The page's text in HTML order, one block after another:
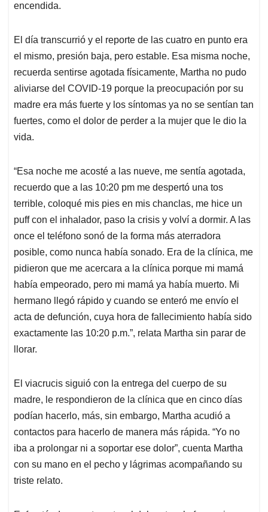
encendida.
El día transcurrió y el reporte de las cuatro en punto era
el mismo, presión baja, pero estable. Esa misma noche,
recuerda sentirse agotada físicamente, Martha no pudo
aliviarse del COVID-19 porque la preocupación por su
madre era más fuerte y los síntomas ya no se sentían tan
fuertes, como el dolor de perder a la mujer que le dio la
vida.
“Esa noche me acosté a las nueve, me sentía agotada,
recuerdo que a las 10:20 pm me despertó una tos
terrible, coloqué mis pies en mis chanclas, me hice un
puff con el inhalador, paso la crisis y volví a dormir. A las
once el teléfono sonó de la forma más aterradora
posible, como nunca había sonado. Era de la clínica, me
pidieron que me acercara a la clínica porque mi mamá
había empeorado, pero mi mamá ya había muerto. Mi
hermano llegó rápido y cuando se enteró me envío el
acta de defunción, cuya hora de fallecimiento había sido
exactamente las 10:20 p.m.”, relata Martha sin parar de
llorar.
El viacrucis siguió con la entrega del cuerpo de su
madre, le respondieron de la clínica que en cinco días
podían hacerlo, más, sin embargo, Martha acudió a
contactos para hacerlo de manera más rápida. “Yo no
iba a prolongar ni a soportar ese dolor”, cuenta Martha
con su mano en el pecho y lágrimas acompañando su
triste relato.